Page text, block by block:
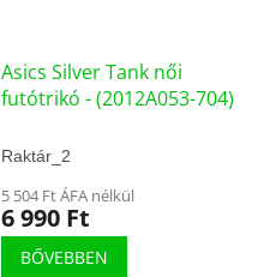
Asics Silver Tank női
futótrikó - (2012A053-704)
Raktár_2
5 504 Ft ÁFA nélkül
6 990 Ft
BŐVEBBEN